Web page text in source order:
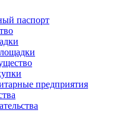
паспорт
предприятия